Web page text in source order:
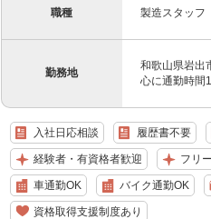
職種 製造スタッフ
勤務地
和歌山県岩出
心に通勤時間
入社日応相談 履歴書不要
経験者・有資格者歓迎 フリ
車通勤OK バイク通勤OK
資格取得支援制度あり